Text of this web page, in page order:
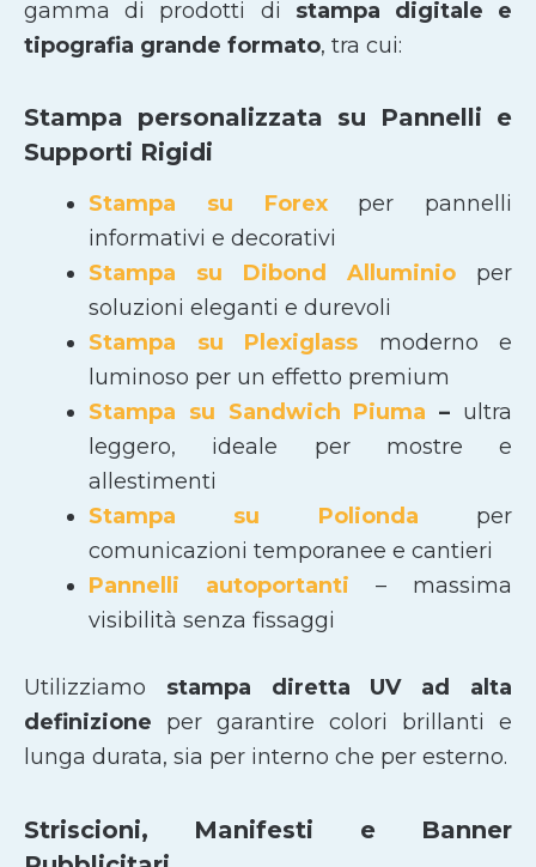
gamma di prodotti di stampa digitale e
tipografia grande formato, tra cui:
Stampa personalizzata su Pannelli e
Supporti Rigidi
Stampa su Forexper pannelli
informativi e decorativi
Stampa su Dibond Alluminio per
soluzioni eleganti e durevoli
Stampa su Plexiglass moderno e
luminoso per un effetto premium
Stampa su Sandwich Piuma – ultra
leggero, ideale per mostre e
allestimenti
Stampa su Polionda per
comunicazioni temporanee e cantieri
Pannelli autoportanti – massima
visibilità senza fissaggi
Utilizziamo stampa diretta UV ad alta
definizione per garantire colori brillanti e
lunga durata, sia per interno che per esterno.
Striscioni, Manifesti e Banner